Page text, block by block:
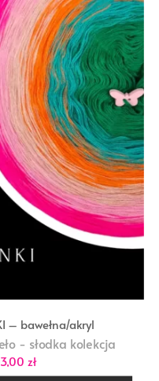
– bawełna/akryl
- słodka kolekcja
złZakres
cen: